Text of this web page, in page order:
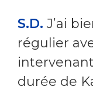
S.D. J’ai
régulier
durée de